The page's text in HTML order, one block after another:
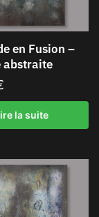
en Fusion –
abstraite
la suite